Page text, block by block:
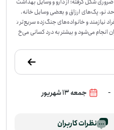
نو، پک‌های ارزاق و بعضی وسایل خانه.
نیازمند و خانواده‌های جنگ‌زده سریع‌تر ت
تهران انجام می‌شود و بیشتر به درد کسانی می‌خ
دارید، حضور شما در این کار می‌تواند م
به رفع یک نیاز واقعی کمک کند. اگر می‌توانید در جمع‌آوری این اقلام سهمی داشت
- جمعه 13 شهریور
نظرات کاربران